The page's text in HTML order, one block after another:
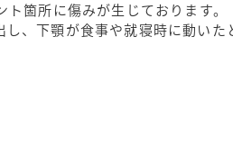
箇所に傷みが生じております。
、下顎が食事や就寝時に動いた